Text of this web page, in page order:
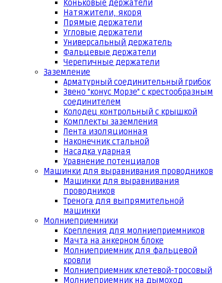
Коньковые держатели
Натяжители, якоря
Прямые держатели
Угловые держатели
Универсальный держатель
Фальцевые держатели
Черепичные держатели
Заземление
Арматурный соединительный грибок
Звено "конус Морзе" с крестообразным
соединителем
Колодец контрольный с крышкой
Комплекты заземления
Лента изоляционная
Наконечник стальной
Насадка ударная
Уравнение потенциалов
Машинки для выравнивания проводников
Машинки для выравнивания
проводников
Тренога для выпрямительной
машинки
Молниеприемники
Крепления для молниеприемников
Мачта на анкерном блоке
Молниеприемник для фальцевой
кровли
Молниеприемник клетевой-тросовый
Молниеприемник на дымоход